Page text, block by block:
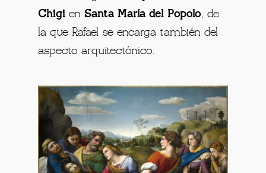
Chigi enSanta María del Popolo, de
la que Rafael se encarga también del
aspecto arquitectónico.